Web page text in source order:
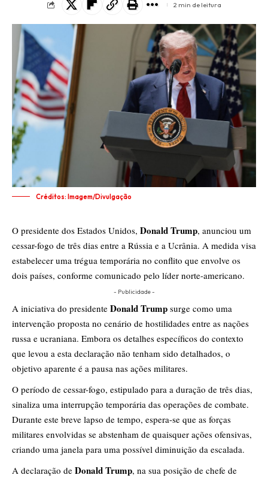
2 min de leitura
Créditos: Imagem/Divulgação
O presidente dos Estados Unidos, Donald Trump, anunciou um
cessar-fogo de três dias entre a Rússia e a Ucrânia. A medida visa
estabelecer uma trégua temporária no conflito que envolve os
dois países, conforme comunicado pelo líder norte-americano.
- Publicidade -
A iniciativa do presidente Donald Trump surge como uma
intervenção proposta no cenário de hostilidades entre as nações
russa e ucraniana. Embora os detalhes específicos do contexto
que levou a esta declaração não tenham sido detalhados, o
objetivo aparente é a pausa nas ações militares.
O período de cessar-fogo, estipulado para a duração de três dias,
sinaliza uma interrupção temporária das operações de combate.
Durante este breve lapso de tempo, espera-se que as forças
militares envolvidas se abstenham de quaisquer ações ofensivas,
criando uma janela para uma possível diminuição da escalada.
A declaração de Donald Trump, na sua posição de chefe de